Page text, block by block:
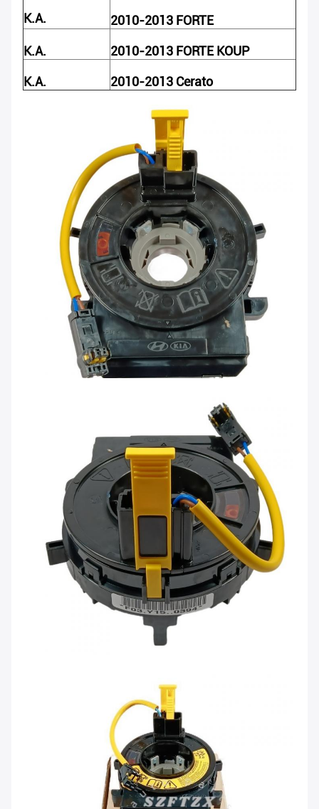
K.A. 2010-2013 FORTE
K.A. 2010-2013 FORTE KOUP
K.A. 2010-2013 Cerato